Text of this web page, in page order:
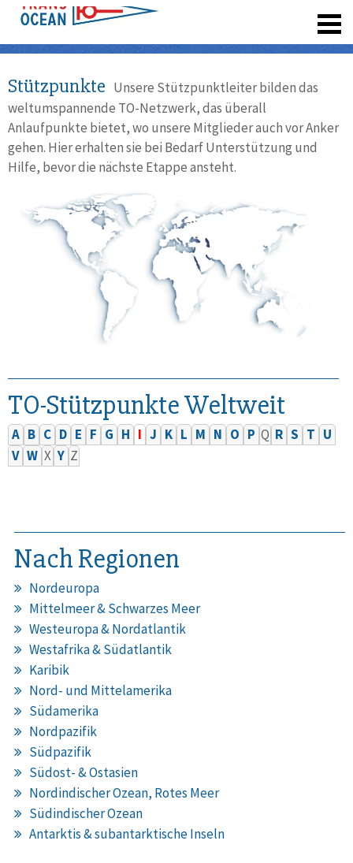
Stützpunkte Unsere Stützpunktleiter bilden das
weltumspannende TO-Netzwerk, das überall
Anlaufpunkte bietet, wo unsere Mitglieder auch vor Anker
gehen. Hier erhalten sie bei Bedarf Unterstützung und
Hilfe, bevor die nächste Etappe ansteht.
TO-Stützpunkte Weltweit
A B C D E F G H I J K L M N O P Q R S T U
V W X Y Z
Nach Regionen
Nordeuropa
Mittelmeer & Schwarzes Meer
Westeuropa & Nordatlantik
Westafrika & Südatlantik
Karibik
Nord- und Mittelamerika
Südamerika
Nordpazifik
Südpazifik
Südost- & Ostasien
Nordindischer Ozean, Rotes Meer
Südindischer Ozean
Antarktis & subantarktische Inseln